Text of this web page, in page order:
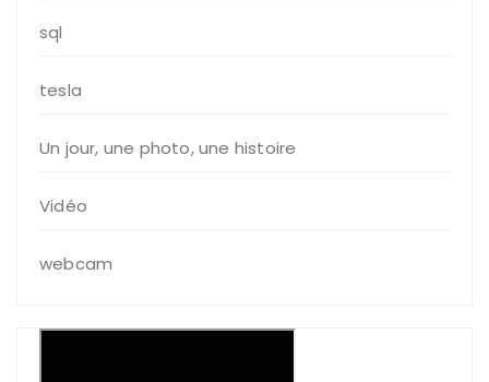
sql
tesla
Un jour, une photo, une histoire
Vidéo
webcam